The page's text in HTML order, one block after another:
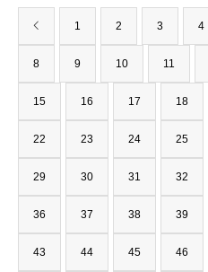
1 2 3 4
8 9 10 11
15 16 17 18
22 23 24 25
29 30 31 32
36 37 38 39
43 44 45 46